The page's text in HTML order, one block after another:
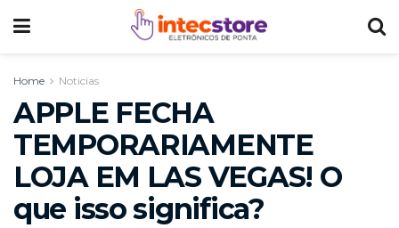
Home Noticias
APPLE FECHA
TEMPORARIAMENTE
LOJA EM LAS VEGAS! O
que isso significa?